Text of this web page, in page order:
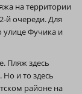
на территории
очереди. Для
улице Фучика и
Пляж здесь
и то здесь
районе на